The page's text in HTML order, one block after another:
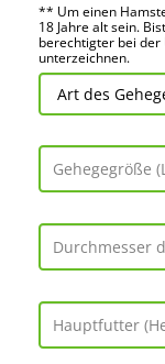
** Um einen
18 Jahre alt sein.
berechtigter bei der
unter­zeichnen.